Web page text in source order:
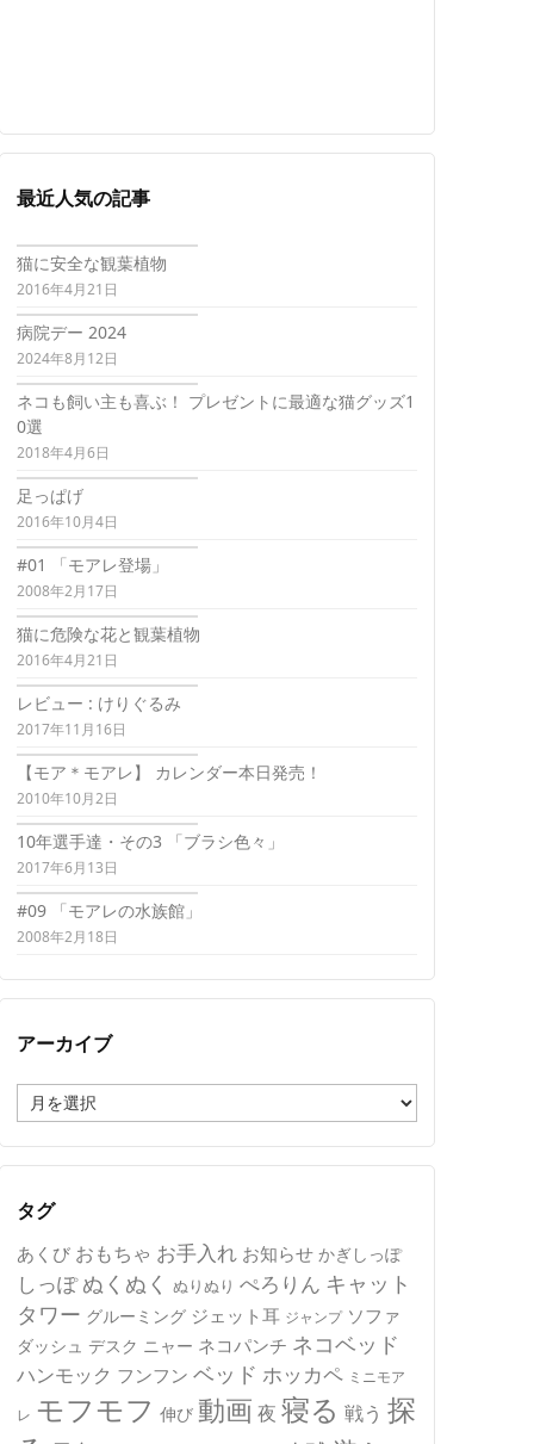
最近人気の記事
猫に安全な観葉植物
2016年4月21日
病院デー 2024
2024年8月12日
ネコも飼い主も喜ぶ！ プレゼントに最適な猫グッズ1
0選
2018年4月6日
足っぱげ
2016年10月4日
#01 「モアレ登場」
2008年2月17日
猫に危険な花と観葉植物
2016年4月21日
レビュー : けりぐるみ
2017年11月16日
【モア＊モアレ】 カレンダー本日発売！
2010年10月2日
10年選手達・その3 「ブラシ色々」
2017年6月13日
#09 「モアレの水族館」
2008年2月18日
アーカイブ
ー
カ
イ
タグ
あくび おもちゃ お手入れ お知らせ かぎしっぽ
しっぽ ぬくぬく ぬりぬり ぺろりん キャット
タワー グルーミング ジェット耳 ジャンプ ソファ
ダッシュ デスク ニャー ネコパンチ ネコベッド
ハンモック フンフン ベッド ホッカペ ミニモア
レ モフモフ 伸び 動画 夜 寝る 戦う 探